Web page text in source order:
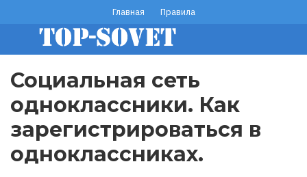
основному
содержанию
footer
menu
Главная Правила
Социальная сеть
одноклассники. Как
зарегистрироваться в
одноклассниках.